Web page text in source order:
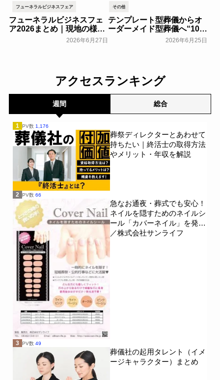
フューネラルビジネスフェア
フューネラルビジネスフェ
ア2026まとめ｜現地の様子
や来場者数などを紹介2026年6月27日
その他
テンプレート型葬儀からオ
ーダーメイド型葬儀へ“100
人いれば100通りのお葬
2026年6月25日
アクセスランキング
週間 総合
1 PV数 1,176
葬祭ディレクターとあわせて
持ちたい｜終活士の取得方法
やメリット・年収を解説
2 PV数 66
急なお通夜・葬式でも安心！
ネイルを隠すためのネイルシ
ール「カバーネイル」を発売
／株式会社サンライフ
3 PV数 49
葬儀社の起用タレント（イメ
ージキャラクター）まとめ